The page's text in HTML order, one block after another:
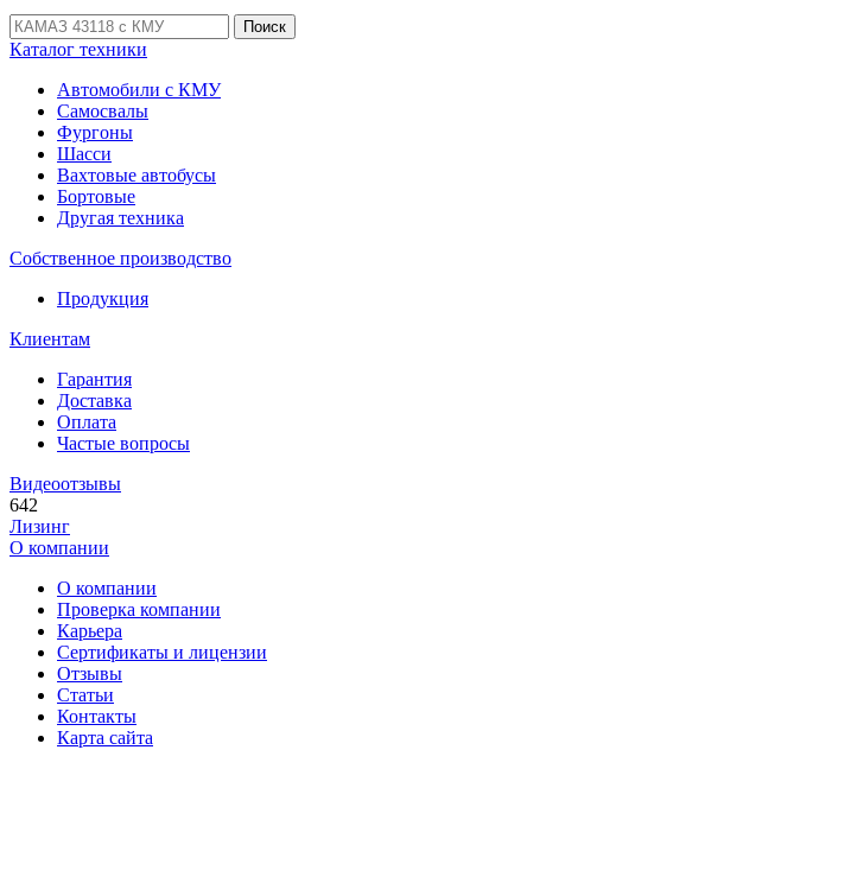
Поиск
Каталог техники
Автомобили с КМУ
Самосвалы
Фургоны
Шасси
Вахтовые автобусы
Бортовые
Другая техника
Собственное производство
Продукция
Клиентам
Гарантия
Доставка
Оплата
Частые вопросы
Видеоотзывы
642
Лизинг
О компании
О компании
Проверка компании
Карьера
Сертификаты и лицензии
Отзывы
Статьи
Контакты
Карта сайта